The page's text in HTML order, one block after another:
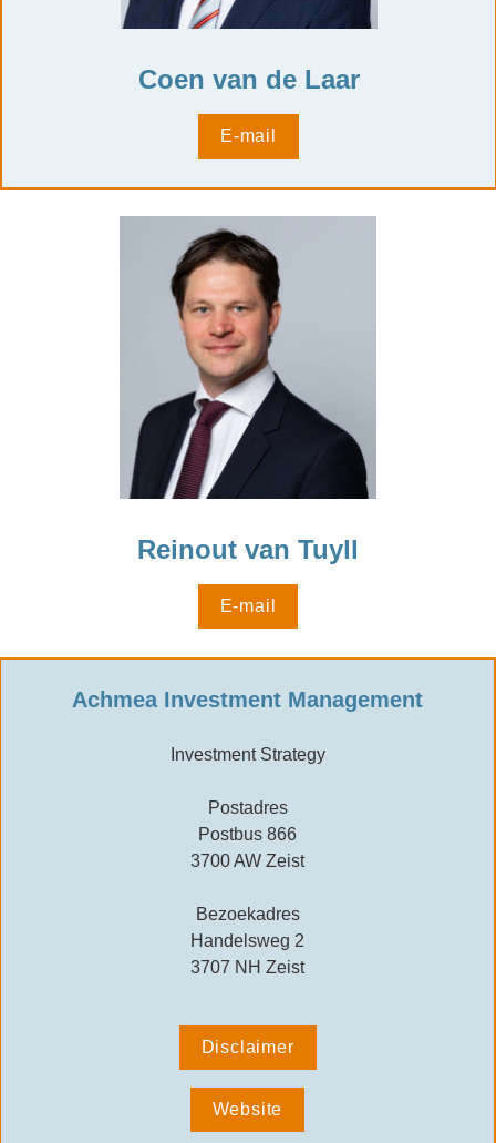
Coen van de Laar
E-mail
Reinout van Tuyll
E-mail
Achmea Investment Management
Investment Strategy
Postadres
Postbus 866
3700 AW Zeist
Bezoekadres
Handelsweg 2
3707 NH Zeist
Disclaimer
Website